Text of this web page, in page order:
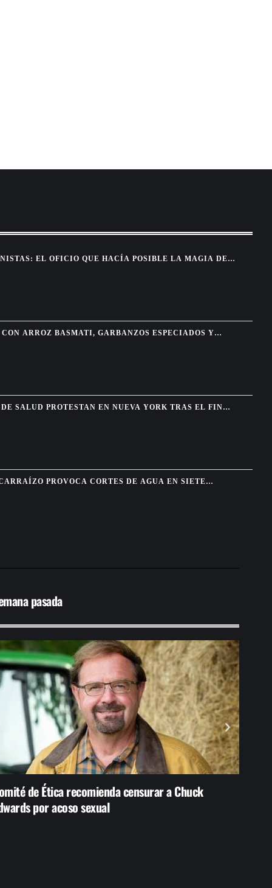
EL OFICIO QUE HACÍA POSIBLE LA MAGIA DEL
ARROZ BASMATI, GARBANZOS ESPECIADOS Y
SALUD PROTESTAN EN NUEVA YORK TRAS EL FIN
PROVOCA CORTES DE AGUA EN SIETE
pasada
de Ética recomienda censurar a Chuck
por acoso sexual